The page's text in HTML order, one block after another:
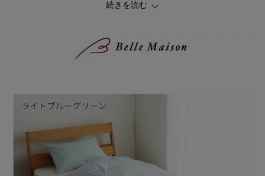
●枕カバーは長めの枕にも対応できる、長めの封筒式です
続きを読む